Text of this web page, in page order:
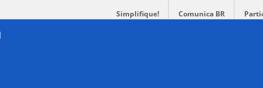
Simplifique! Comunica BR